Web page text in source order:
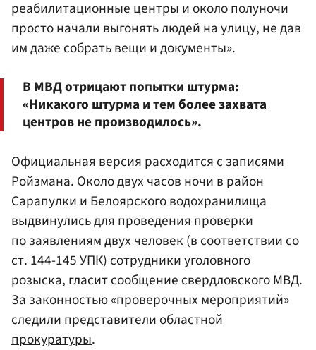
реабилитационные центры и около полуночи
просто начали выгонять людей на улицу, не дав
им даже собрать вещи и документы».
В МВД отрицают попытки штурма:
«Никакого штурма и тем более захвата
центров не производилось».
Официальная версия расходится с записями
Ройзмана. Около двух часов ночи в район
Сарапулки и Белоярского водохранилища
выдвинулись для проведения проверки
по заявлениям двух человек (в соответствии со
ст. 144-145 УПК) сотрудники уголовного
розыска, гласит сообщение свердловского МВД.
За законностью «проверочных мероприятий»
следили представители областной
прокуратуры.